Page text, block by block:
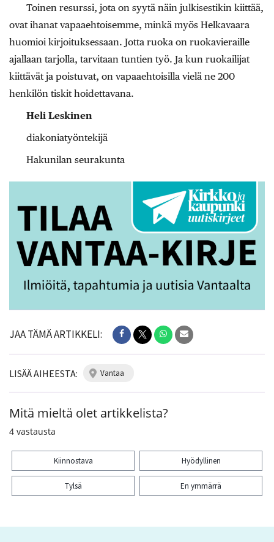
Toinen resurssi, jota on syytä näin julkisestikin kiittää,
ovat ihanat vapaaehtoisemme, minkä myös Helkavaara
huomioi kirjoituksessaan. Jotta ruoka on ruokavieraille
ajallaan tarjolla, tarvitaan tuntien työ. Ja kun ruokailijat
kiittävät ja poistuvat, on vapaaehtoisilla vielä ne 200
henkilön tiskit hoidettavana.
Heli Leskinen
diakoniatyöntekijä
Hakunilan seurakunta
JAA TÄMÄ ARTIKKELI:
LISÄÄ AIHEESTA: vantaa
Mitä mieltä olet artikkelista?
4 vastausta
Kiinnostava Hyödyllinen
Tylsä En ymmärrä